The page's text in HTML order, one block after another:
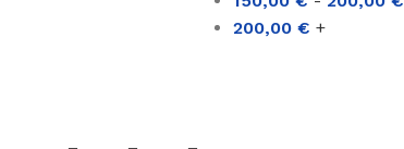
200,00 € +